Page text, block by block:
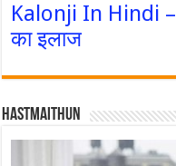
Kalonji In Hindi –
का इलाज
Hastmaithun